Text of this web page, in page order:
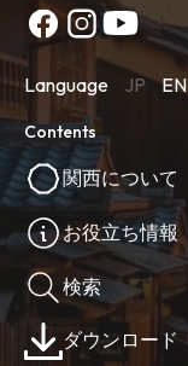
Language JP EN
Contents
関西について
お役立ち情報
検索
ダウンロード